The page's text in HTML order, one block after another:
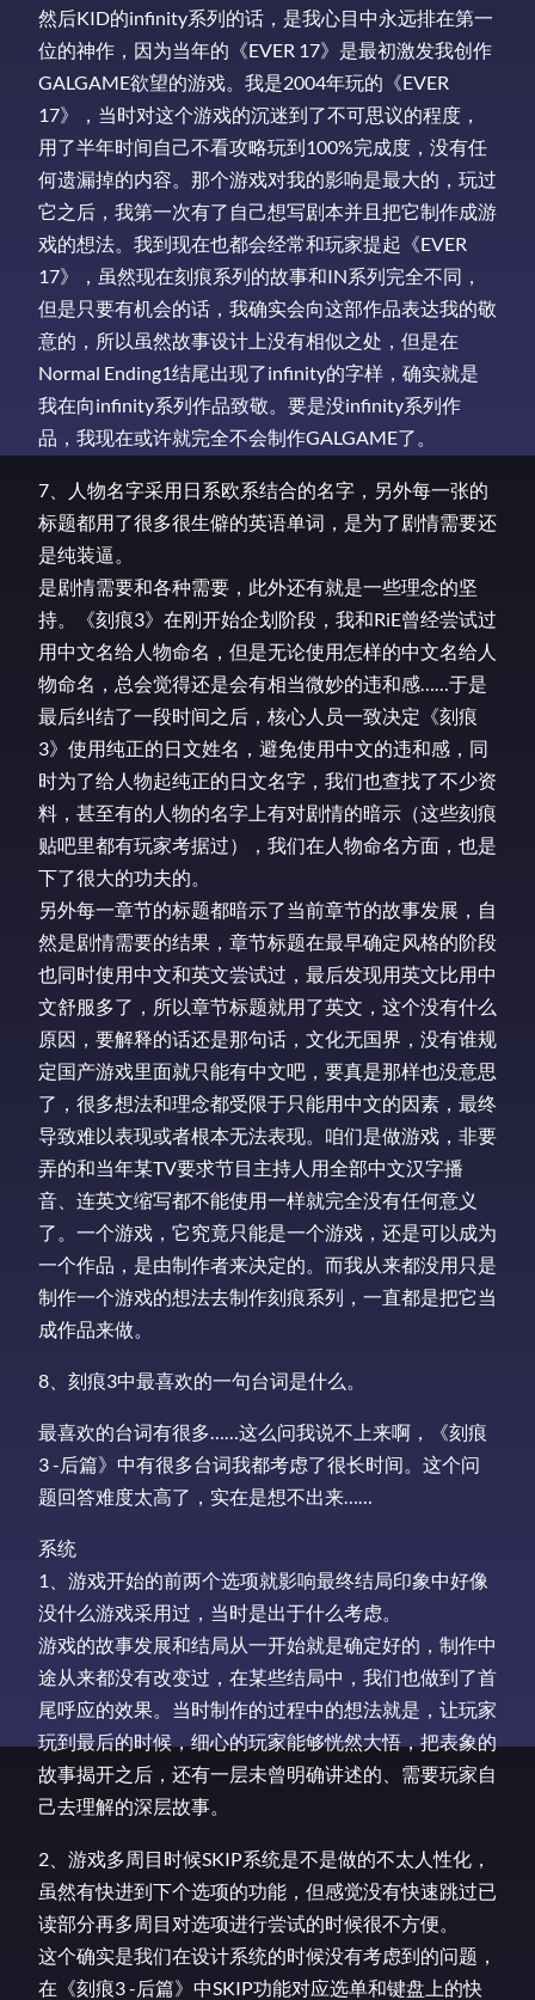
然后KID的infinity系列的话，是我心目中永远排在第一
位的神作，因为当年的《EVER 17》是最初激发我创作
GALGAME欲望的游戏。我是2004年玩的《EVER
17》，当时对这个游戏的沉迷到了不可思议的程度，
用了半年时间自己不看攻略玩到100%完成度，没有任
何遗漏掉的内容。那个游戏对我的影响是最大的，玩过
它之后，我第一次有了自己想写剧本并且把它制作成游
戏的想法。我到现在也都会经常和玩家提起《EVER
17》，虽然现在刻痕系列的故事和IN系列完全不同，
但是只要有机会的话，我确实会向这部作品表达我的敬
意的，所以虽然故事设计上没有相似之处，但是在
Normal Ending1结尾出现了infinity的字样，确实就是
我在向infinity系列作品致敬。要是没infinity系列作
品，我现在或许就完全不会制作GALGAME了。
7、人物名字采用日系欧系结合的名字，另外每一张的
标题都用了很多很生僻的英语单词，是为了剧情需要还
是纯装逼。
是剧情需要和各种需要，此外还有就是一些理念的坚
持。《刻痕3》在刚开始企划阶段，我和RiE曾经尝试过
用中文名给人物命名，但是无论使用怎样的中文名给人
物命名，总会觉得还是会有相当微妙的违和感……于是
最后纠结了一段时间之后，核心人员一致决定《刻痕
3》使用纯正的日文姓名，避免使用中文的违和感，同
时为了给人物起纯正的日文名字，我们也查找了不少资
料，甚至有的人物的名字上有对剧情的暗示（这些刻痕
贴吧里都有玩家考据过），我们在人物命名方面，也是
下了很大的功夫的。
另外每一章节的标题都暗示了当前章节的故事发展，自
然是剧情需要的结果，章节标题在最早确定风格的阶段
也同时使用中文和英文尝试过，最后发现用英文比用中
文舒服多了，所以章节标题就用了英文，这个没有什么
原因，要解释的话还是那句话，文化无国界，没有谁规
定国产游戏里面就只能有中文吧，要真是那样也没意思
了，很多想法和理念都受限于只能用中文的因素，最终
导致难以表现或者根本无法表现。咱们是做游戏，非要
弄的和当年某TV要求节目主持人用全部中文汉字播
音、连英文缩写都不能使用一样就完全没有任何意义
了。一个游戏，它究竟只能是一个游戏，还是可以成为
一个作品，是由制作者来决定的。而我从来都没用只是
制作一个游戏的想法去制作刻痕系列，一直都是把它当
成作品来做。
8、刻痕3中最喜欢的一句台词是什么。
最喜欢的台词有很多……这么问我说不上来啊，《刻痕
3 -后篇》中有很多台词我都考虑了很长时间。这个问
题回答难度太高了，实在是想不出来……
系统
1、游戏开始的前两个选项就影响最终结局印象中好像
没什么游戏采用过，当时是出于什么考虑。
游戏的故事发展和结局从一开始就是确定好的，制作中
途从来都没有改变过，在某些结局中，我们也做到了首
尾呼应的效果。当时制作的过程中的想法就是，让玩家
玩到最后的时候，细心的玩家能够恍然大悟，把表象的
故事揭开之后，还有一层未曾明确讲述的、需要玩家自
己去理解的深层故事。
2、游戏多周目时候SKIP系统是不是做的不太人性化，
虽然有快进到下个选项的功能，但感觉没有快速跳过已
读部分再多周目对选项进行尝试的时候很不方便。
这个确实是我们在设计系统的时候没有考虑到的问题，
在《刻痕3 -后篇》中SKIP功能对应选单和键盘上的快